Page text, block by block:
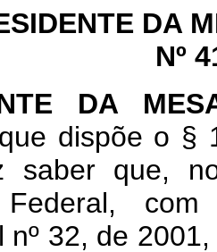
DA
Nº
DA
dispõe o §
saber que,
Federal,
nº 32, de